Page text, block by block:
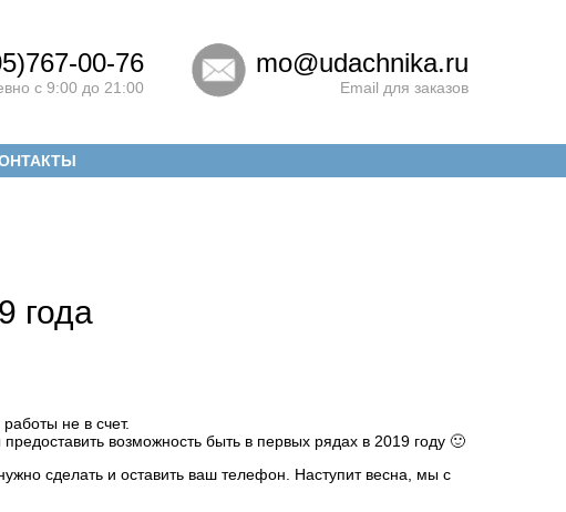
00-76
с 9:00 до 21:00
mo@udachnika.ru
Email для заказов
года
не в счет.
возможность быть в первых рядах в 2019 году 🙂
сделать и оставить ваш телефон. Наступит весна, мы с